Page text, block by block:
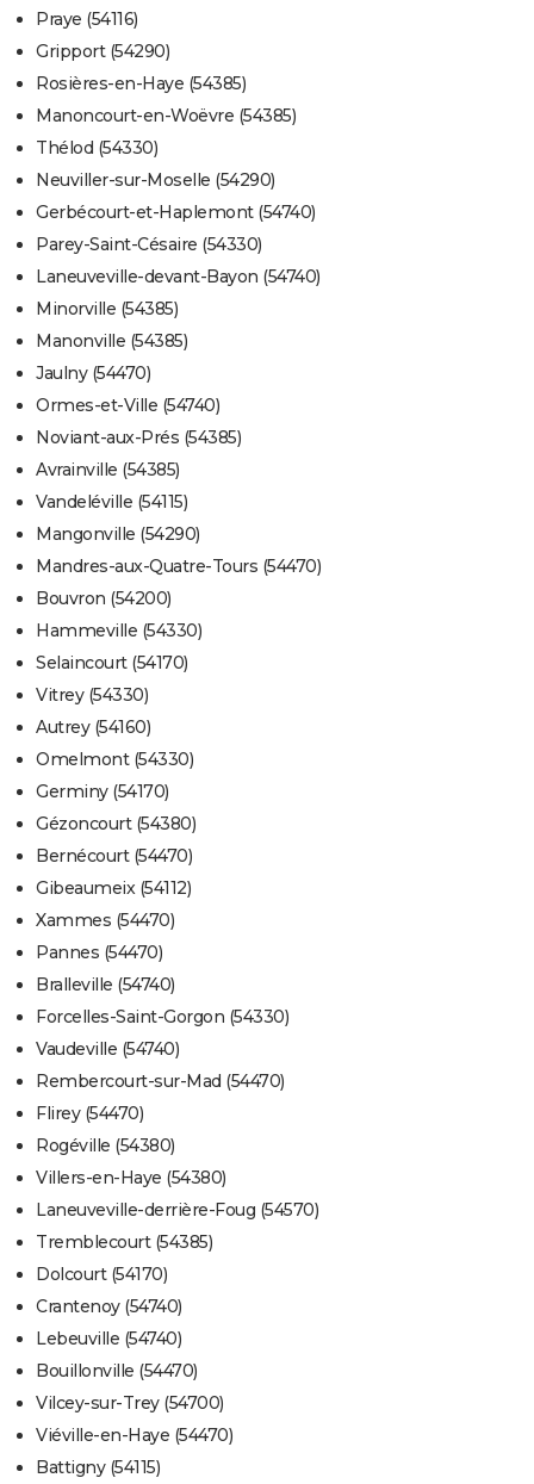
Praye (54116)
Gripport (54290)
Rosières-en-Haye (54385)
Manoncourt-en-Woëvre (54385)
Thélod (54330)
Neuviller-sur-Moselle (54290)
Gerbécourt-et-Haplemont (54740)
Parey-Saint-Césaire (54330)
Laneuveville-devant-Bayon (54740)
Minorville (54385)
Manonville (54385)
Jaulny (54470)
Ormes-et-Ville (54740)
Noviant-aux-Prés (54385)
Avrainville (54385)
Vandeléville (54115)
Mangonville (54290)
Mandres-aux-Quatre-Tours (54470)
Bouvron (54200)
Hammeville (54330)
Selaincourt (54170)
Vitrey (54330)
Autrey (54160)
Omelmont (54330)
Germiny (54170)
Gézoncourt (54380)
Bernécourt (54470)
Gibeaumeix (54112)
Xammes (54470)
Pannes (54470)
Bralleville (54740)
Forcelles-Saint-Gorgon (54330)
Vaudeville (54740)
Rembercourt-sur-Mad (54470)
Flirey (54470)
Rogéville (54380)
Villers-en-Haye (54380)
Laneuveville-derrière-Foug (54570)
Tremblecourt (54385)
Dolcourt (54170)
Crantenoy (54740)
Lebeuville (54740)
Bouillonville (54470)
Vilcey-sur-Trey (54700)
Viéville-en-Haye (54470)
Battigny (54115)